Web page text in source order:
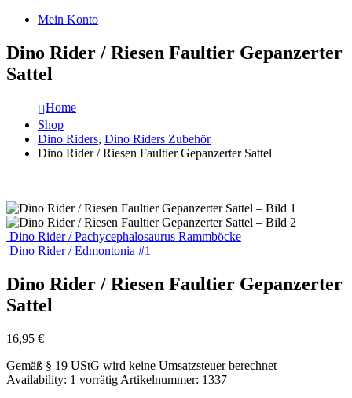
Mein Konto
Dino Rider / Riesen Faultier Gepanzerter
Sattel
Home
Shop
Dino Riders, Dino Riders Zubehör
Dino Rider / Riesen Faultier Gepanzerter Sattel
Dino Rider / Pachycephalosaurus Rammböcke
Dino Rider / Edmontonia #1
Dino Rider / Riesen Faultier Gepanzerter
Sattel
16,95 €
Gemäß § 19 UStG wird keine Umsatzsteuer berechnet
Availability: 1 vorrätig Artikelnummer: 1337